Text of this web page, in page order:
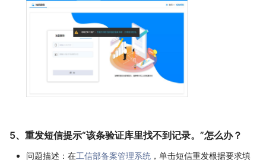
5、重发短信提示“该条验证库里找不到记录。”怎么办？
问题描述：在工信部备案管理系统 ，单击短信重发根据要求填